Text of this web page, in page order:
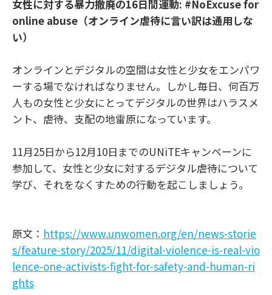
女性に対する暴力撤廃の16日間運動: #NoExcuse for
online abuse （オンライン虐待に言い訳は通用しな
い）
オンラインとデジタルの空間は女性と少女をエンパワ
ーする場でなければなりません。しかし毎日、何百万
人もの女性と少女にとってデジタルの世界はハラスメ
ント、虐待、支配の地雷原になっています。
11月25日から12月10日までのUNiTEキャンペーンに
参加して、女性と少女に対するデジタル虐待について
学び、それをなくすための行動を起こしましょう。
原文： https://www.unwomen.org/en/news-storie
s/feature-story/2025/11/digital-violence-is-real-vio
lence-one-activists-fight-for-safety-and-human-ri
ghts